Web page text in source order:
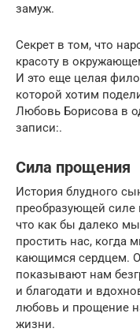
замуж.
Секрет в том, что
красоту в
И это еще целая
которой хотим
Любовь Борисова в
записи:.
Сила прощения
История блудного
преобразующей
что как бы далеко
простить нас, когда
кающимся сердцем.
показывают нам
и благодати и
любовь и прощение
жизни.